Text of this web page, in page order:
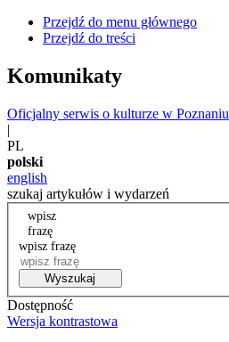
Przejdź do menu głównego
Przejdź do treści
Komunikaty
Oficjalny serwis o kulturze w Poznaniu
|
PL
polski
english
szukaj artykułów i wydarzeń
wpisz
frazę
wpisz frazę
Wyszukaj
Dostępność
Wersja kontrastowa